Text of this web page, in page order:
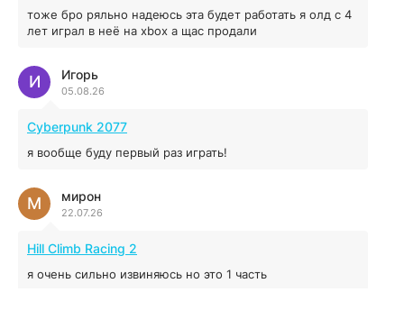
44.98 ГБ 2025
04.12.2025
Red Chaos - The Strict Order
04.12.2025
16.95 ГБ
04.12.2025
тоже бро ряльно надеюсь эта будет работать я олд с 4
лет играл в неё на xbox а щас продали
Игорь
05.08.26
И
Cyberpunk 2077
я вообще буду первый раз играть!
мирон
22.07.26
М
Hill Climb Racing 2
я очень сильно извиняюсь но это 1 часть